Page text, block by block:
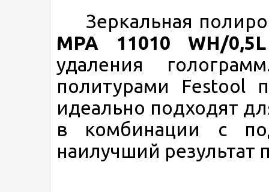
Зеркальная
MPA 11010
WH/0,5L
удаления
политурами Festool
идеально подходят
в комбинации с
наилучший результат